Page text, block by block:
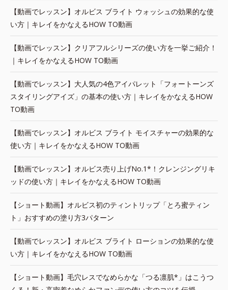
【動画でレッスン】オルビス ブライト ウォッシュの効果的な使
い方｜キレイをかなえるHOW TO動画
【動画でレッスン】クリアフルシリーズの使い方を一挙ご紹介！
｜キレイをかなえるHOW TO動画
【動画でレッスン】大人気の4色アイパレット「フォートーンズ
スタイリングアイズ」の基本の使い方｜キレイをかなえるHOW
TO動画
【動画でレッスン】オルビス ブライト モイスチャーの効果的な
使い方｜キレイをかなえるHOW TO動画
【動画でレッスン】オルビス売り上げNo.1*！クレンジングリキ
ッドの使い方｜キレイをかなえるHOW TO動画
【ショート動画】オルビス初のティントリップ「とろ蜜ティン
ト」おすすめの塗り方3パターン
【動画でレッスン】オルビス ブライト ローションの効果的な使
い方｜キレイをかなえるHOW TO動画
【ショート動画】毛穴レスでなめらかな「つる凛肌*」はこうつ